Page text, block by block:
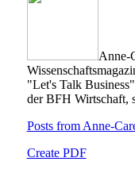
Anne-
"Let's Talk
der BFH Wirtschaft,
Posts from Anne-
Create PDF